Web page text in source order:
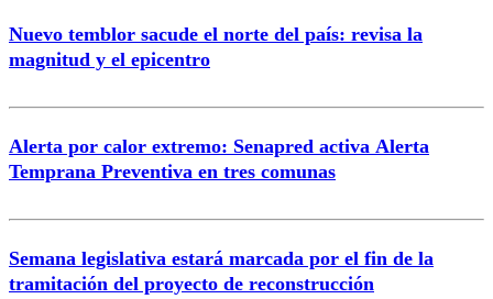
Nuevo temblor sacude el norte del país: revisa la
magnitud y el epicentro
Alerta por calor extremo: Senapred activa Alerta
Temprana Preventiva en tres comunas
Semana legislativa estará marcada por el fin de la
tramitación del proyecto de reconstrucción